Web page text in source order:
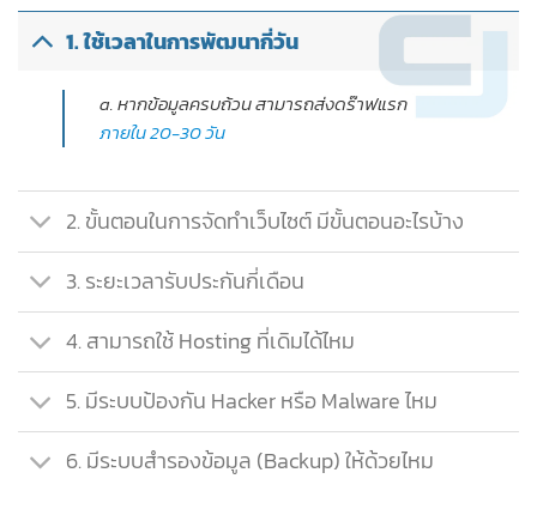
1. ใช้เวลาในการพัฒนากี่วัน
a. หากข้อมูลครบถ้วน สามารถส่งดร๊าฟแรก
ภายใน 20-30 วัน
2. ขั้นตอนในการจัดทำเว็บไซต์ มีขั้นตอนอะไรบ้าง
3. ระยะเวลารับประกันกี่เดือน
4. สามารถใช้ Hosting ที่เดิมได้ไหม
5. มีระบบป้องกัน Hacker หรือ Malware ไหม
6. มีระบบสำรองข้อมูล (Backup) ให้ด้วยไหม